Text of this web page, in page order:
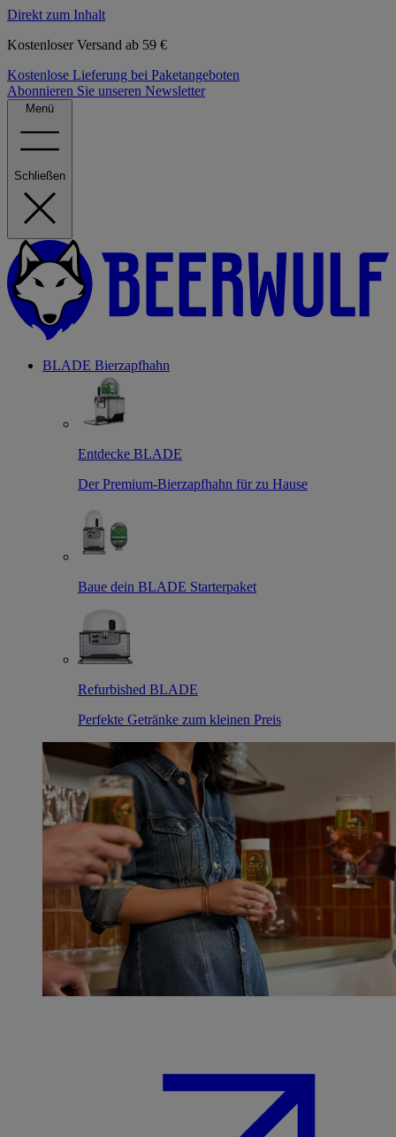
Direkt zum Inhalt
Kostenloser Versand ab 59 €
Kostenlose Lieferung bei Paketangeboten
Abonnieren Sie unseren Newsletter
Menü
Schließen
BLADE Bierzapfhahn
Entdecke BLADE
Der Premium-Bierzapfhahn für zu Hause
Baue dein BLADE Starterpaket
Refurbished BLADE
Perfekte Getränke zum kleinen Preis